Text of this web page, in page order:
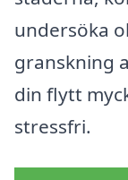
undersöka
granskning
din flytt
stressfri.